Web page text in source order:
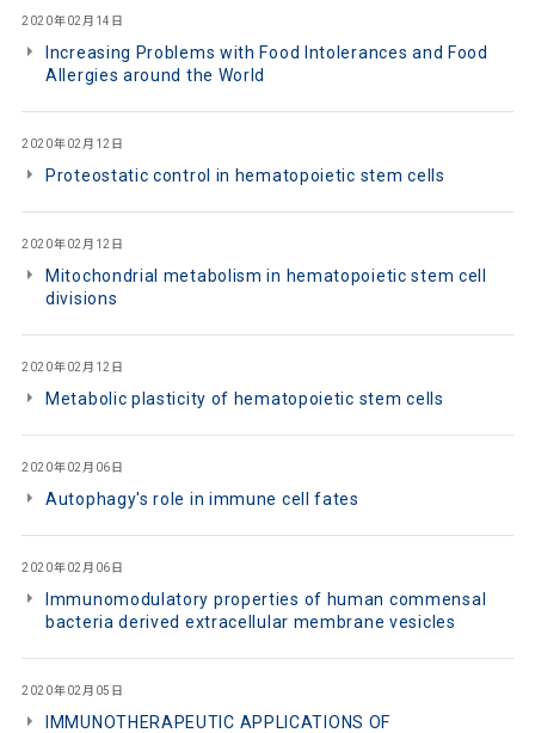
2020年02月14日
Increasing Problems with Food Intolerances and Food
Allergies around the World
2020年02月12日
Proteostatic control in hematopoietic stem cells
2020年02月12日
Mitochondrial metabolism in hematopoietic stem cell
divisions
2020年02月12日
Metabolic plasticity of hematopoietic stem cells
2020年02月06日
Autophagy's role in immune cell fates
2020年02月06日
Immunomodulatory properties of human commensal
bacteria derived extracellular membrane vesicles
2020年02月05日
IMMUNOTHERAPEUTIC APPLICATIONS OF